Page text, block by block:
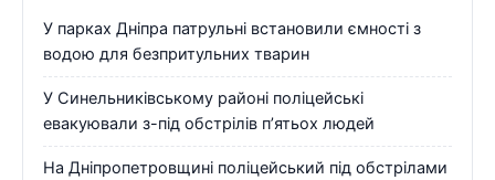
У парках Дніпра патрульні встановили ємності з
водою для безпритульних тварин
У Синельниківському районі поліцейські
евакуювали з-під обстрілів п’ятьох людей
На Дніпропетровщині поліцейський під обстрілами